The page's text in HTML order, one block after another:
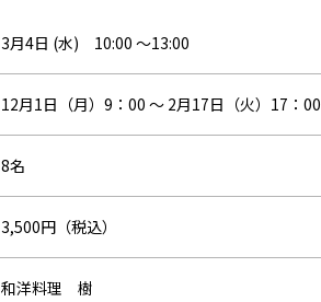
3月4日 (水) 10:00 ～13:00
12月1日（月）9：00 ～ 2月17日（火）17：00
8名
3,500円（税込）
和洋料理 樹